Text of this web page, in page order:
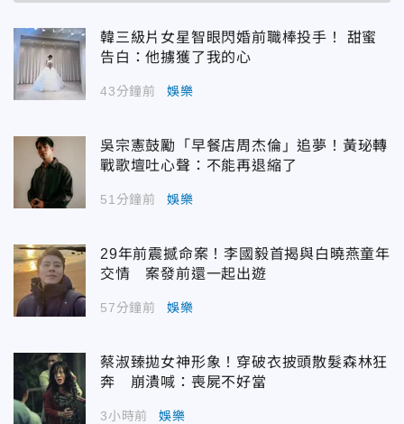
韓三級片女星智眼閃婚前職棒投手！ 甜蜜
告白：他擄獲了我的心
43分鐘前 娛樂
吳宗憲鼓勵「早餐店周杰倫」追夢！黃珌轉
戰歌壇吐心聲：不能再退縮了
51分鐘前 娛樂
29年前震撼命案！李國毅首揭與白曉燕童年
交情 案發前還一起出遊
57分鐘前 娛樂
蔡淑臻拋女神形象！穿破衣披頭散髮森林狂
奔 崩潰喊：喪屍不好當
3小時前 娛樂